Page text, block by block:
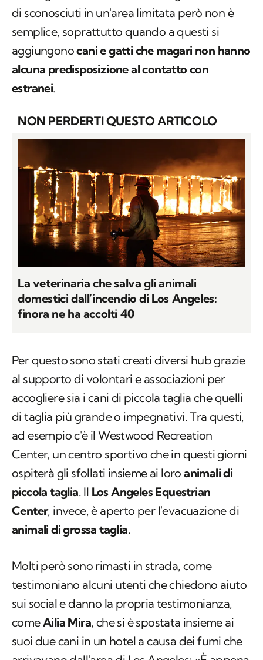
di sconosciuti in un'area limitata però non è
semplice, soprattutto quando a questi si
aggiungonocani e gatti che magari non hanno
alcuna predisposizione al contatto con
estranei.
NON PERDERTI QUESTO ARTICOLO
La veterinaria che salva gli animali
domestici dall’incendio di Los Angeles:
finora ne ha accolti 40
Per questo sono stati creati diversi hub grazie
al supporto di volontari e associazioni per
accogliere sia i cani di piccola taglia che quelli
di taglia più grande o impegnativi. Tra questi,
ad esempio c'è il Westwood Recreation
Center, un centro sportivo che in questi giorni
ospiterà gli sfollati insieme ai loroanimali di
piccola taglia. Il Los Angeles Equestrian
Center, invece, è aperto per l'evacuazione di
animali di grossa taglia.
Molti però sono rimasti in strada, come
testimoniano alcuni utenti che chiedono aiuto
sui social e danno la propria testimonianza,
comeAilia Mira, che si è spostata insieme ai
suoi due cani in un hotel a causa dei fumi che